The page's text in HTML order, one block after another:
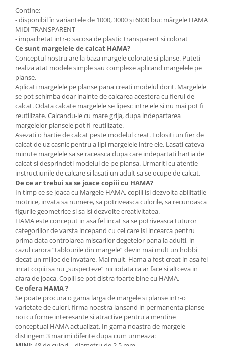
Wellness
Diverse jucarii educative
Apa si nisip
Dezvoltarea limbajului
Figurine
Mobilier gradinita
Montessori
Spații de joacă
Educatie inovativa
Anatomie
Comunicare
Dezvoltare timpurie
Experimente
Forme
Joc imaginativ
Jucării interactive
Lumina
Lumini si culori
Magnetism
Matematica
Pregătire pentru școală
Pregătirea scrierii de mână
Secventialitate
Sortare si numarare
Stiinte
Mărgele de călcat HAMA
Contine:
- disponibil în variantele de 1000, 3000 și 6000 buc mărgele HAMA
MIDI TRANSPARENT
- impachetat intr-o sacosa de plastic transparent si colorat
Ce sunt margelele de calcat HAMA?
Conceptul nostru are la baza margele colorate si planse. Puteti
realiza atat modele simple sau complexe aplicand margelele pe
planse.
Aplicati margelele pe planse pana creati modelul dorit. Margelele
se pot schimba doar inainte de calcarea acestora cu fierul de
calcat. Odata calcate margelele se lipesc intre ele si nu mai pot fi
reutilizate. Calcandu-le cu mare grija, dupa indepartarea
margelelor plansele pot fi reutilizate.
Asezati o hartie de calcat peste modelul creat. Folositi un fier de
calcat de uz casnic pentru a lipi margelele intre ele. Lasati cateva
minute margelele sa se raceasca dupa care indepartati hartia de
calcat si desprindeti modelul de pe plansa. Urmariti cu atentie
instructiunile de calcare si lasati un adult sa se ocupe de calcat.
De ce ar trebui sa se joace copiii cu HAMA?
In timp ce se joaca cu Margele HAMA, copiii isi dezvolta abilitatile
motrice, invata sa numere, sa potriveasca culorile, sa recunoasca
figurile geometrice si sa isi dezvolte creativitatea.
HAMA este conceput in asa fel incat sa se potriveasca tuturor
categoriilor de varsta incepand cu cei care isi incearca pentru
prima data controlarea miscarilor degetelor pana la adulti, in
cazul carora “tablourile din margele” devin mai mult un hobbi
decat un mijloc de invatare. Mai mult, Hama a fost creat in asa fel
incat copiii sa nu „suspecteze” niciodata ca ar face si altceva in
afara de joaca. Copiii se pot distra foarte bine cu HAMA.
Ce ofera HAMA ?
Se poate procura o gama larga de margele si planse intr-o
varietate de culori, firma noastra lansand in permanenta planse
noi cu forme interesante si atractive pentru a mentine
conceptual HAMA actualizat. In gama noastra de margele
distingem 3 marimi diferite dupa cum urmeaza: